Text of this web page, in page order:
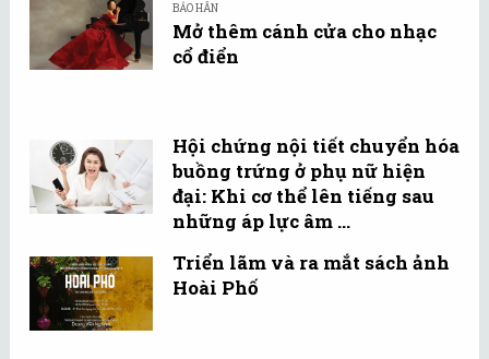
BẢO HÂN
Mở thêm cánh cửa cho nhạc
cổ điển
Hội chứng nội tiết chuyển hóa
buồng trứng ở phụ nữ hiện
đại: Khi cơ thể lên tiếng sau
những áp lực âm ...
Triển lãm và ra mắt sách ảnh
Hoài Phố